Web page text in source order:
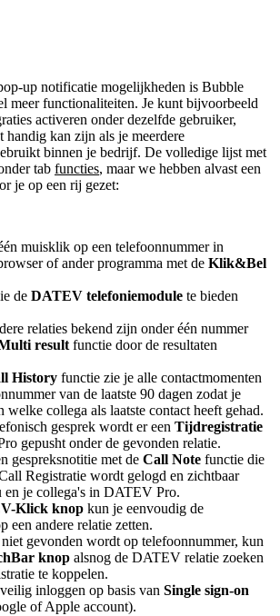
up notificatie mogelijkheden is Bubble
meer functionaliteiten. Je kunt bijvoorbeeld
activeren onder dezelfde gebruiker,
handig kan zijn als je meerdere
binnen je bedrijf. De volledige lijst met
tab functies, maar we hebben alvast een
je op een rij gezet:
muisklik op een telefoonnummer in
of ander programma met de Klik&Bel
de DATEV telefoniemodule te bieden
relaties bekend zijn onder één nummer
result functie door de resultaten
History functie zie je alle contactmomenten
van de laatste 90 dagen zodat je
welke collega als laatste contact heeft gehad.
gesprek wordt er een Tijdregistratie
gepusht onder de gevonden relatie.
gespreksnotitie met de Call Note functie die
Registratie wordt gelogd en zichtbaar
je collega's in DATEV Pro.
Klick knop kun je eenvoudig de
een andere relatie zetten.
gevonden wordt op telefoonnummer, kun
knop alsnog de DATEV relatie zoeken
te koppelen.
inloggen op basis van Single sign-on
of Apple account).